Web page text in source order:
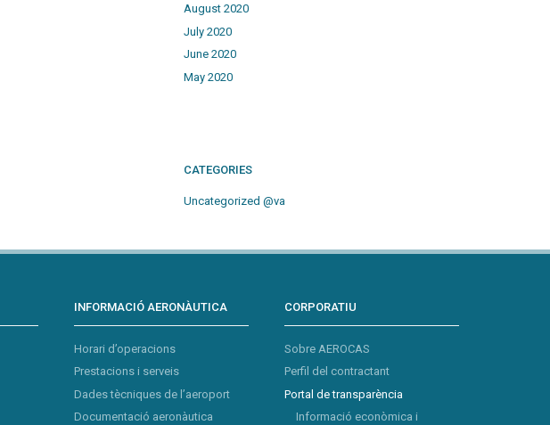
August 2020
July 2020
June 2020
May 2020
CATEGORIES
Uncategorized @va
INFORMACIÓ AERONÀUTICA
Horari d’operacions
Prestacions i serveis
Dades tècniques de l’aeroport
Documentació aeronàutica
CORPORATIU
Sobre AEROCAS
Perfil del contractant
Portal de transparència
Informació econòmica i